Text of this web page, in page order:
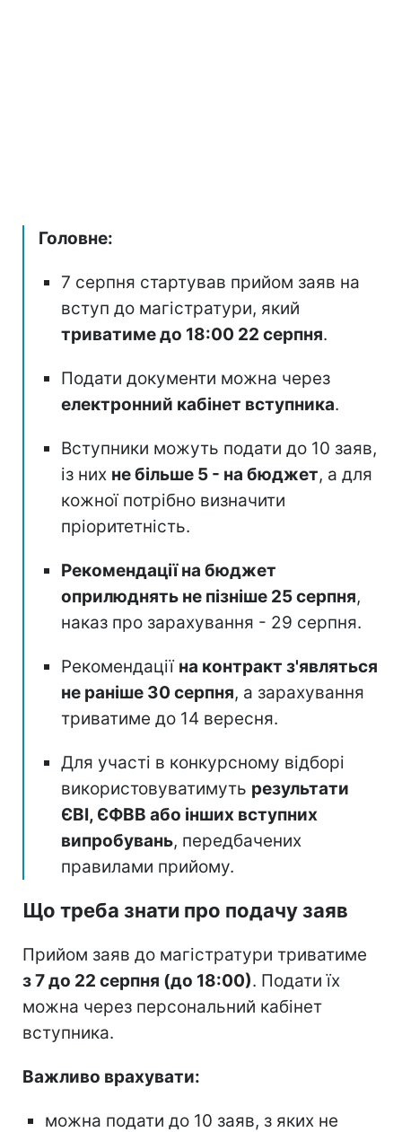
Головне:
7 серпня стартував прийом заяв на
вступ до магістратури, який
триватиме до 18:00 22 серпня.
Подати документи можна через
електронний кабінет вступника.
Вступники можуть подати до 10 заяв,
із них не більше 5 - на бюджет, а для
кожної потрібно визначити
пріоритетність.
Рекомендації на бюджет
оприлюднять не пізніше 25 серпня,
наказ про зарахування - 29 серпня.
Рекомендації на контракт з'являться
не раніше 30 серпня, а зарахування
триватиме до 14 вересня.
Для участі в конкурсному відборі
використовуватимуть результати
ЄВІ, ЄФВВ або інших вступних
випробувань, передбачених
правилами прийому.
Що треба знати про подачу заяв
Прийом заяв до магістратури триватиме
з 7 до 22 серпня (до 18:00). Подати їх
можна через персональний кабінет
вступника.
Важливо врахувати:
можна подати до 10 заяв, з яких не